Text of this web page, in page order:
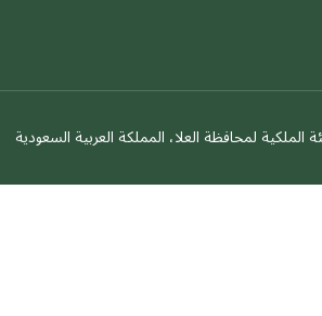
لمحافظة العلا، المملكة العربية السعودية